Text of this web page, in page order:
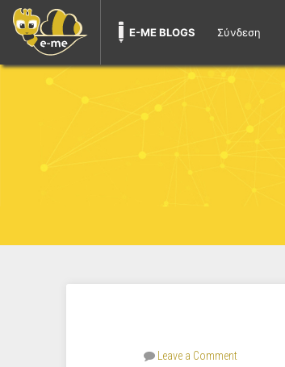
E-ME BLOGS Σύνδεση
Leave a Comment